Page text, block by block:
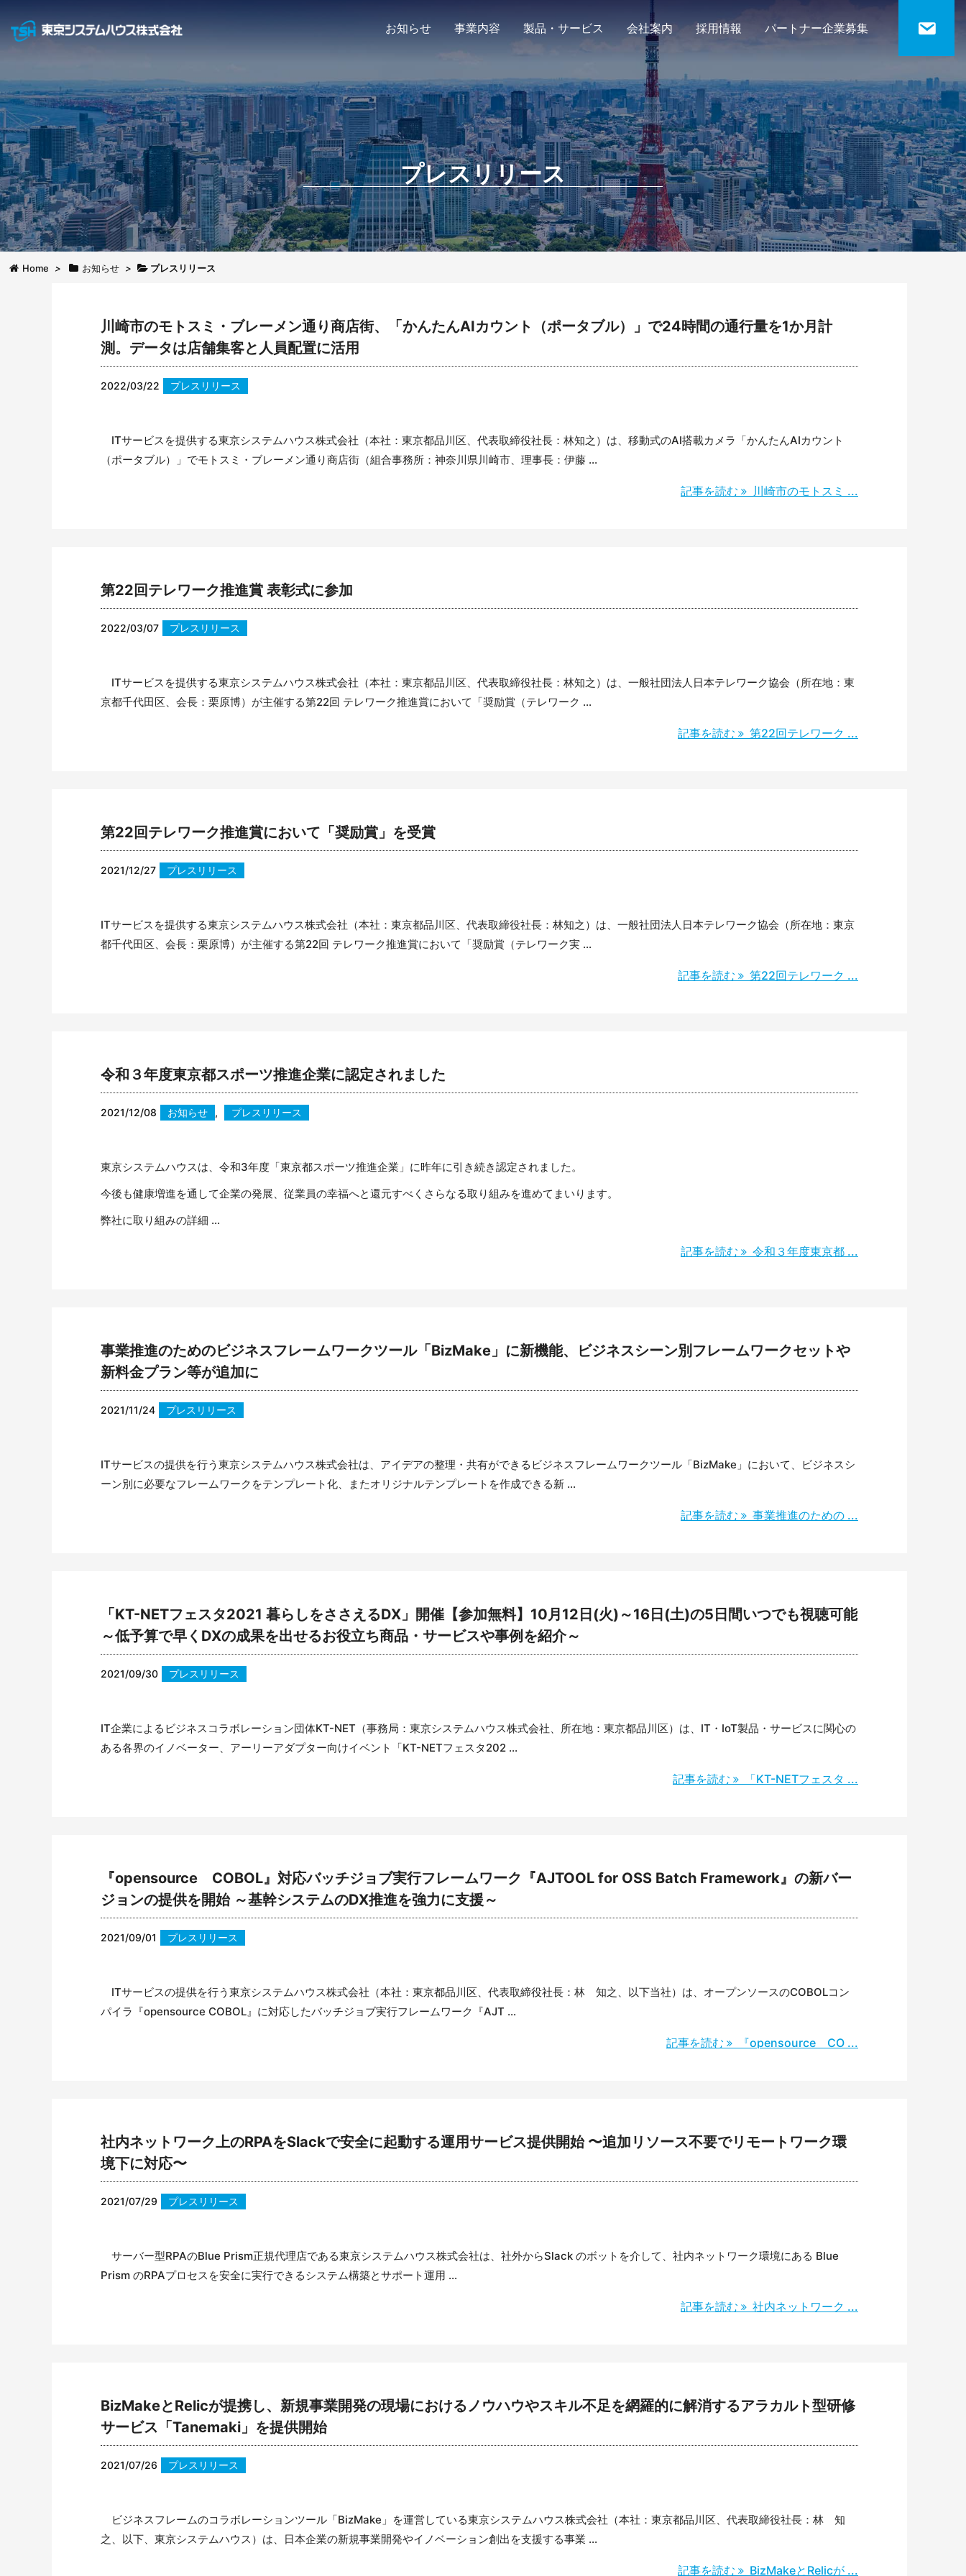
お知らせ 事業内容 製品・サービス 会社案内 採用情報 パートナー企業募集
Home > お知らせ > プレスリリース
プレスリリース
川崎市のモトスミ・ブレーメン通り商店街、「かんたんAIカウント（ポータブル）」で24時間の通行量を1か月計
測。データは店舗集客と人員配置に活用
2022/03/22 プレスリリース
ITサービスを提供する東京システムハウス株式会社（本社：東京都品川区、代表取締役社長：林知之）は、移動式のAI搭載カメラ「かんたんAIカウント
（ポータブル）」でモトスミ・ブレーメン通り商店街（組合事務所：神奈川県川崎市、理事長：伊藤 ...
記事を読む 川崎市のモトスミ ...
第22回テレワーク推進賞 表彰式に参加
2022/03/07 プレスリリース
ITサービスを提供する東京システムハウス株式会社（本社：東京都品川区、代表取締役社長：林知之）は、一般社団法人日本テレワーク協会（所在地：東
京都千代田区、会長：栗原博）が主催する第22回 テレワーク推進賞において「奨励賞（テレワーク ...
記事を読む 第22回テレワーク ...
第22回テレワーク推進賞において「奨励賞」を受賞
2021/12/27 プレスリリース
ITサービスを提供する東京システムハウス株式会社（本社：東京都品川区、代表取締役社長：林知之）は、一般社団法人日本テレワーク協会（所在地：東京
都千代田区、会長：栗原博）が主催する第22回 テレワーク推進賞において「奨励賞（テレワーク実 ...
記事を読む 第22回テレワーク ...
令和３年度東京都スポーツ推進企業に認定されました
2021/12/08 お知らせ , プレスリリース
東京システムハウスは、令和3年度「東京都スポーツ推進企業」に昨年に引き続き認定されました。
今後も健康増進を通して企業の発展、従業員の幸福へと還元すべくさらなる取り組みを進めてまいります。
弊社に取り組みの詳細 ...
記事を読む 令和３年度東京都 ...
事業推進のためのビジネスフレームワークツール「BizMake」に新機能、ビジネスシーン別フレームワークセットや
新料金プラン等が追加に
2021/11/24 プレスリリース
ITサービスの提供を行う東京システムハウス株式会社は、アイデアの整理・共有ができるビジネスフレームワークツール「BizMake」において、ビジネスシ
ーン別に必要なフレームワークをテンプレート化、またオリジナルテンプレートを作成できる新 ...
記事を読む 事業推進のための ...
「KT-NETフェスタ2021 暮らしをささえるDX」開催【参加無料】10月12日(火)～16日(土)の5日間いつでも視聴可能
～低予算で早くDXの成果を出せるお役立ち商品・サービスや事例を紹介～
2021/09/30 プレスリリース
IT企業によるビジネスコラボレーション団体KT-NET（事務局：東京システムハウス株式会社、所在地：東京都品川区）は、IT・IoT製品・サービスに関心の
ある各界のイノベーター、アーリーアダプター向けイベント「KT-NETフェスタ202 ...
記事を読む 「KT-NETフェスタ ...
『opensource COBOL』対応バッチジョブ実行フレームワーク『AJTOOL for OSS Batch Framework』の新バー
ジョンの提供を開始 ～基幹システムのDX推進を強力に支援～
2021/09/01 プレスリリース
ITサービスの提供を行う東京システムハウス株式会社（本社：東京都品川区、代表取締役社長：林 知之、以下当社）は、オープンソースのCOBOLコン
パイラ『opensource COBOL』に対応したバッチジョブ実行フレームワーク『AJT ...
記事を読む 『opensource CO ...
社内ネットワーク上のRPAをSlackで安全に起動する運用サービス提供開始 〜追加リソース不要でリモートワーク環
境下に対応〜
2021/07/29 プレスリリース
サーバー型RPAのBlue Prism正規代理店である東京システムハウス株式会社は、社外からSlack のボットを介して、社内ネットワーク環境にある Blue
Prism のRPAプロセスを安全に実行できるシステム構築とサポート運用 ...
記事を読む 社内ネットワーク ...
BizMakeとRelicが提携し、新規事業開発の現場におけるノウハウやスキル不足を網羅的に解消するアラカルト型研修
サービス「Tanemaki」を提供開始
2021/07/26 プレスリリース
ビジネスフレームのコラボレーションツール「BizMake」を運営している東京システムハウス株式会社（本社：東京都品川区、代表取締役社長：林 知
之、以下、東京システムハウス）は、日本企業の新規事業開発やイノベーション創出を支援する事業 ...
記事を読む BizMakeとRelicが ...